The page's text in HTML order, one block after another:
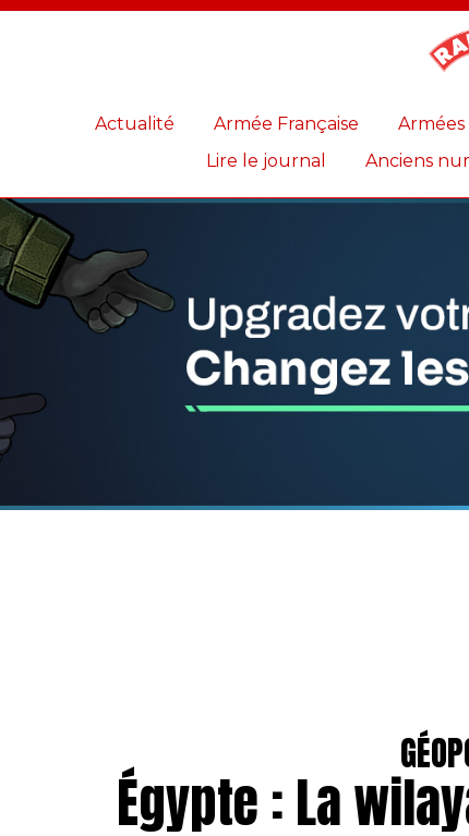
Actualité Armée Française
Lire le journal
Anciens
Égypte : La